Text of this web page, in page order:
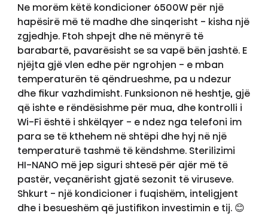
Ne morëm këtë kondicioner 6500W për një
hapësirë më të madhe dhe sinqerisht - kisha një
zgjedhje. Ftoh shpejt dhe në mënyrë të
barabartë, pavarësisht se sa vapë bën jashtë. E
njëjta gjë vlen edhe për ngrohjen - e mban
temperaturën të qëndrueshme, pa u ndezur
dhe fikur vazhdimisht. Funksionon në heshtje, gjë
që ishte e rëndësishme për mua, dhe kontrolli i
Wi-Fi është i shkëlqyer - e ndez nga telefoni im
para se të kthehem në shtëpi dhe hyj në një
temperaturë tashmë të këndshme. Sterilizimi
HI-NANO më jep siguri shtesë për ajër më të
pastër, veçanërisht gjatë sezonit të viruseve.
Shkurt - një kondicioner i fuqishëm, inteligjent
dhe i besueshëm që justifikon investimin e tij. 😊